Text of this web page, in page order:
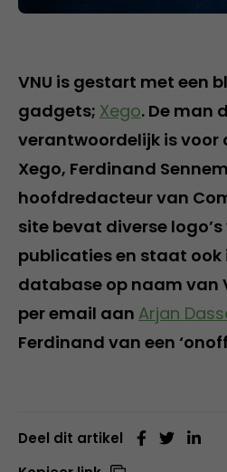
VNU is gestart met een
gadgets; Xego. De man
verantwoordelijk is voor
Xego, Ferdinand
hoofdredacteur van
site bevat diverse logo’s
publicaties en staat ook
database op naam van
per email aan Arjan
Ferdinand van een
Deel dit artikel